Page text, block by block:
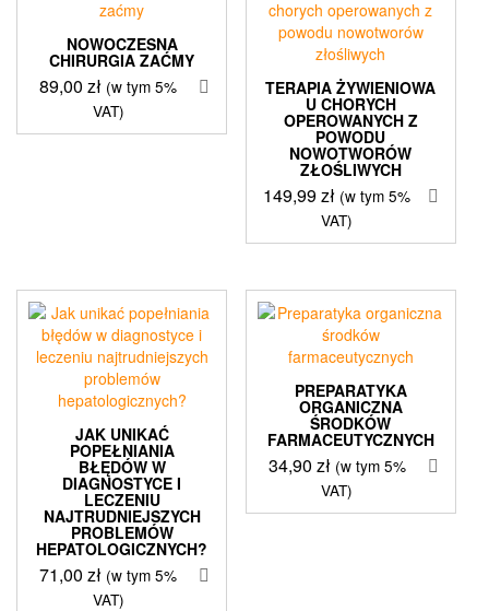
NOWOCZESNA
CHIRURGIA ZAĆMY
89,00zł (w tym 5%
VAT)
TERAPIA ŻYWIENIOWA
U CHORYCH
OPEROWANYCH Z
POWODU
NOWOTWORÓW
ZŁOŚLIWYCH
149,99zł (w tym 5%
VAT)
JAK UNIKAĆ
POPEŁNIANIA
BŁĘDÓW W
DIAGNOSTYCE I
LECZENIU
NAJTRUDNIEJSZYCH
PROBLEMÓW
HEPATOLOGICZNYCH?
71,00zł (w tym 5%
VAT)
PREPARATYKA
ORGANICZNA
ŚRODKÓW
FARMACEUTYCZNYCH
34,90 zł (w tym 5%
VAT)